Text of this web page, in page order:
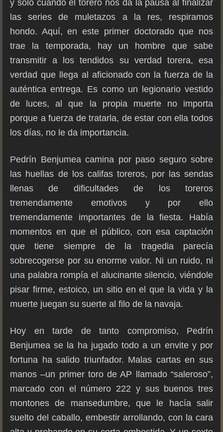
y sólo cuando el torero nos da la pausa al finalizar
las series de muletazos a la res, respiramos
hondo. Aquí, en este primer doctorado que nos
trae la temporada, hay un hombre que sabe
transmitir a los tendidos su verdad torera, esa
verdad que llega al aficionado con la fuerza de la
auténtica entrega. Es como un legionario vestido
de luces, al que la propia muerte no importa
porque a fuerza de tratarla, de estar con ella todos
los días, no le da importancia.
Pedrín Benjumea camina por paso seguro sobre
las huellas de los califas toreros, por las sendas
llenas de dificultades de los toreros
tremendamente emotivos y por ello
tremendamente importantes de la fiesta. Había
momentos en que el público, con esa captación
que tiene siempre de la tragedia parecía
sobrecogerse por su enorme valor. Ni un ruido, ni
una palabra rompía el alucinante silencio, viéndole
pisar firme, estoico, un sitio en el que la vida y la
muerte juegan su suerte al filo de la navaja.
Hoy en tarde de tanto compromiso, Pedrín
Benjumea se la ha jugado todo a un envite y por
fortuna ha salido triunfador. Malas cartas en sus
manos –un primer toro de AP llamado “saleroso”,
marcado con el número 222 y sus buenos tres
montones de mansedumbre, que le hacía salir
suelto del caballo, embestir arrollando, con la cara